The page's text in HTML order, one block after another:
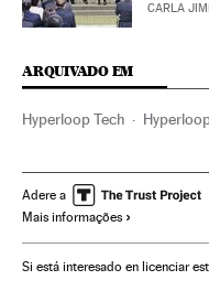
CARLA
ARQUIVADO EM
Hyperloop Tech
Economia Elon Musk
Adere a
Mais informações
Si está interesado en licenciar